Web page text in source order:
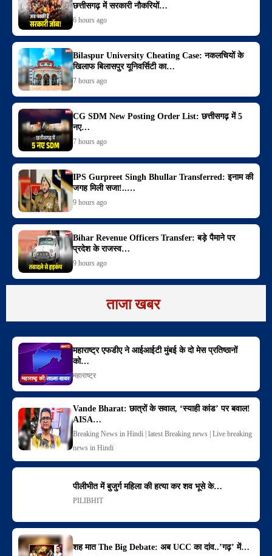
छत्तीसगढ़ में सरकारी नौकरियों…
6 hours ago
Bilaspur University Cheating Case: नकलचियों के
खिलाफ बिलासपुर यूनिवर्सिटी का…
7 hours ago
CG SDM New Posting Order List: छत्तीसगढ़ में 5
नए…
7 hours ago
IPS Gurpreet Singh Bhullar Transferred: इनाम की
जगह मिली सजा!..…
9 hours ago
Bihar Revenue Officers Transfer: बड़े पैमाने पर
प्रदेश के राजस्व…
9 hours ago
ताजा खबर
महाराष्ट्र एफडीए ने आईआईटी मुंबई के दो मेस प्रतिष्ठानों
को…
महाराष्ट्र
Vande Bharat: छात्रों के सवाल, ‘स्याही कांड’ पर बवाल!
AISA…
Breaking News in Hindi | latest Breaking news | Live breaking
news in Hindi
पीलीभीत में बुजुर्ग महिला की हत्या कर शव भूसे के…
PILIBHIT
शह मात The Big Debate: अब UCC का दांव..’गढ़’ में…